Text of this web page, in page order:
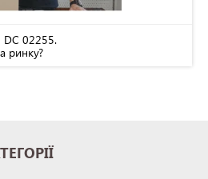
DC 02255.
ринку?